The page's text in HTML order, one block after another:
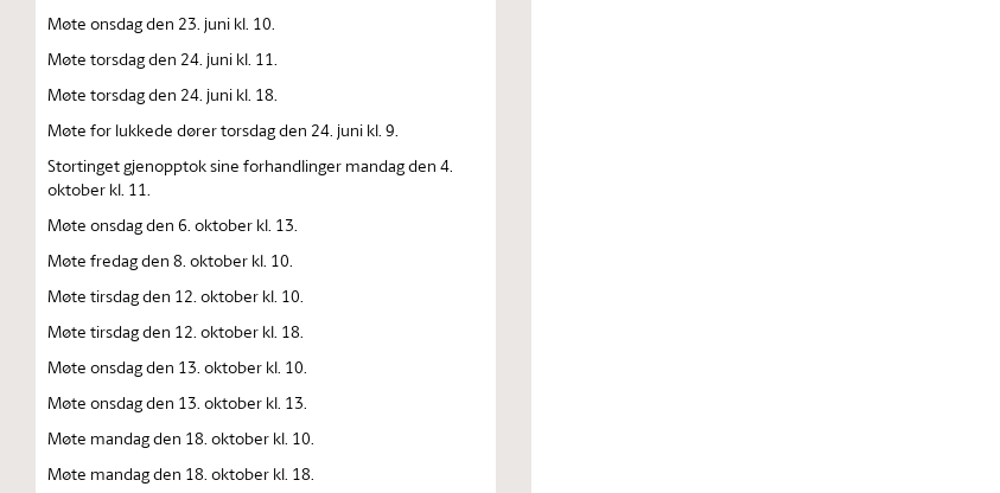
Møte onsdag den 23. juni kl. 10.
Møte torsdag den 24. juni kl. 11.
Møte torsdag den 24. juni kl. 18.
Møte for lukkede dører torsdag den 24. juni kl. 9.
Stortinget gjenopptok sine forhandlinger mandag den 4.
oktober kl. 11.
Møte onsdag den 6. oktober kl. 13.
Møte fredag den 8. oktober kl. 10.
Møte tirsdag den 12. oktober kl. 10.
Møte tirsdag den 12. oktober kl. 18.
Møte onsdag den 13. oktober kl. 10.
Møte onsdag den 13. oktober kl. 13.
Møte mandag den 18. oktober kl. 10.
Møte mandag den 18. oktober kl. 18.